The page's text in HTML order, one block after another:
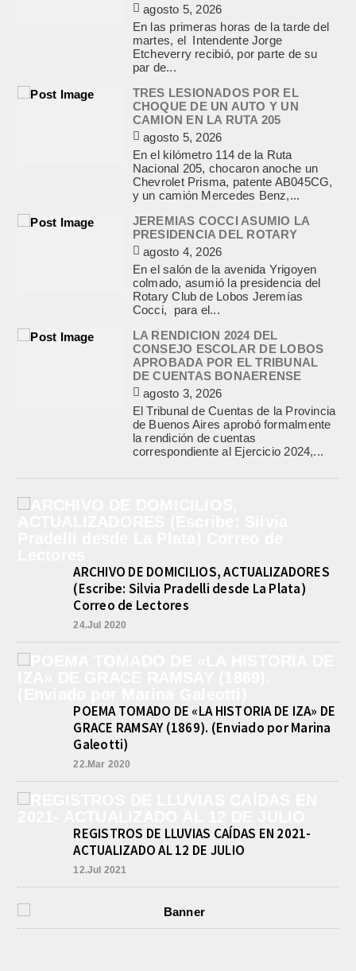
agosto 5, 2026
En las primeras horas de la tarde del
martes, el Intendente Jorge
Etcheverry recibió, por parte de su
par de...
TRES LESIONADOS POR EL
CHOQUE DE UN AUTO Y UN
CAMION EN LA RUTA 205
agosto 5, 2026
En el kilómetro 114 de la Ruta
Nacional 205, chocaron anoche un
Chevrolet Prisma, patente AB045CG,
y un camión Mercedes Benz,...
JEREMIAS COCCI ASUMIO LA
PRESIDENCIA DEL ROTARY
agosto 4, 2026
En el salón de la avenida Yrigoyen
colmado, asumió la presidencia del
Rotary Club de Lobos Jeremías
Cocci, para el...
LA RENDICION 2024 DEL
CONSEJO ESCOLAR DE LOBOS
APROBADA POR EL TRIBUNAL
DE CUENTAS BONAERENSE
agosto 3, 2026
El Tribunal de Cuentas de la Provincia
de Buenos Aires aprobó formalmente
la rendición de cuentas
correspondiente al Ejercicio 2024,...
ARCHIVO DE DOMICILIOS, ACTUALIZADORES
(Escribe: Silvia Pradelli desde La Plata)
Correo de Lectores
24.Jul 2020
POEMA TOMADO DE «LA HISTORIA DE IZA» DE
GRACE RAMSAY (1869). (Enviado por Marina
Galeotti)
22.Mar 2020
REGISTROS DE LLUVIAS CAÍDAS EN 2021-
ACTUALIZADO AL 12 DE JULIO
12.Jul 2021